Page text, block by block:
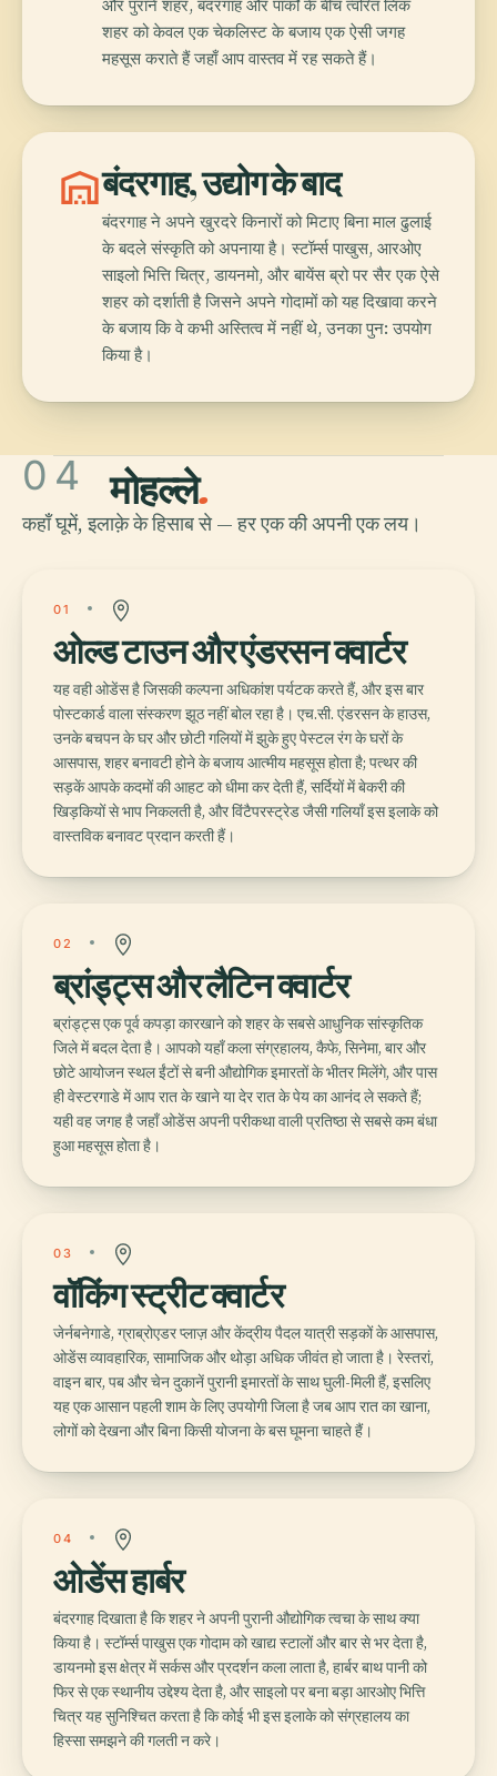
और पुराने शहर, बंदरगाह और पार्कों के बीच त्वरित लिंक
शहर को केवल एक चेकलिस्ट के बजाय एक ऐसी जगह
महसूस कराते हैं जहाँ आप वास्तव में रह सकते हैं।
warehouseबंदरगाह, उद्योग के बाद
बंदरगाह ने अपने खुरदरे किनारों को मिटाए बिना माल ढुलाई
के बदले संस्कृति को अपनाया है। स्टॉर्म्स पाखुस, आरओए
साइलो भित्ति चित्र, डायनमो, और बायेंस ब्रो पर सैर एक ऐसे
शहर को दर्शाती है जिसने अपने गोदामों को यह दिखावा करने
के बजाय कि वे कभी अस्तित्व में नहीं थे, उनका पुन: उपयोग
किया है।
04 मोहल्ले.
कहाँ घूमें, इलाक़े के हिसाब से — हर एक की अपनी एक लय।
01
ओल्ड टाउन और एंडरसन क्वार्टर
यह वही ओडेंस है जिसकी कल्पना अधिकांश पर्यटक करते हैं, और इस बार
पोस्टकार्ड वाला संस्करण झूठ नहीं बोल रहा है। एच.सी. एंडरसन के हाउस,
उनके बचपन के घर और छोटी गलियों में झुके हुए पेस्टल रंग के घरों के
आसपास, शहर बनावटी होने के बजाय आत्मीय महसूस होता है; पत्थर की
सड़कें आपके कदमों की आहट को धीमा कर देती हैं, सर्दियों में बेकरी की
खिड़कियों से भाप निकलती है, और विंटैपरस्ट्रेड जैसी गलियाँ इस इलाके को
वास्तविक बनावट प्रदान करती हैं।
02
ब्रांड्ट्स और लैटिन क्वार्टर
ब्रांड्ट्स एक पूर्व कपड़ा कारखाने को शहर के सबसे आधुनिक सांस्कृतिक
जिले में बदल देता है। आपको यहाँ कला संग्रहालय, कैफे, सिनेमा, बार और
छोटे आयोजन स्थल ईंटों से बनी औद्योगिक इमारतों के भीतर मिलेंगे, और पास
ही वेस्टरगाडे में आप रात के खाने या देर रात के पेय का आनंद ले सकते हैं;
यही वह जगह है जहाँ ओडेंस अपनी परीकथा वाली प्रतिष्ठा से सबसे कम बंधा
हुआ महसूस होता है।
03
वॉकिंग स्ट्रीट क्वार्टर
जेर्नबनेगाडे, ग्राब्रोएडर प्लाज़ और केंद्रीय पैदल यात्री सड़कों के आसपास,
ओडेंस व्यावहारिक, सामाजिक और थोड़ा अधिक जीवंत हो जाता है। रेस्तरां,
वाइन बार, पब और चेन दुकानें पुरानी इमारतों के साथ घुली-मिली हैं, इसलिए
यह एक आसान पहली शाम के लिए उपयोगी जिला है जब आप रात का खाना,
लोगों को देखना और बिना किसी योजना के बस घूमना चाहते हैं।
04
ओडेंस हार्बर
बंदरगाह दिखाता है कि शहर ने अपनी पुरानी औद्योगिक त्वचा के साथ क्या
किया है। स्टॉर्म्स पाखुस एक गोदाम को खाद्य स्टालों और बार से भर देता है,
डायनमो इस क्षेत्र में सर्कस और प्रदर्शन कला लाता है, हार्बर बाथ पानी को
फिर से एक स्थानीय उद्देश्य देता है, और साइलो पर बना बड़ा आरओए भित्ति
चित्र यह सुनिश्चित करता है कि कोई भी इस इलाके को संग्रहालय का
हिस्सा समझने की गलती न करे।